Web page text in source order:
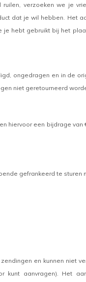
verzoeken we je
dat je wil hebben. Het
hebt gebruikt bij het
ongedragen en in de
niet geretourneerd
hiervoor een bijdrage van
gefrankeerd te sturen
en kunnen niet
kunt aanvragen). Het